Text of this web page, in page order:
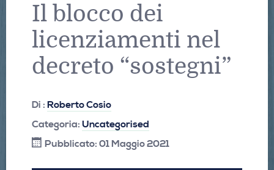
Il blocco dei
licenziamenti nel
decreto “sostegni”
Di : Roberto Cosio
Categoria: Uncategorised
Pubblicato: 01 Maggio 2021